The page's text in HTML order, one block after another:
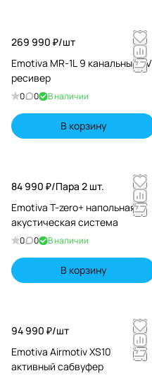
269 990 ₽/шт
Emotiva MR-1L 9 канальный AV
ресивер
0 0 В наличии
В корзину
84 990 ₽/Пара 2 шт.
Emotiva T-zero+ напольная
акустическая система
0 0 В наличии
В корзину
94 990 ₽/шт
Emotiva Airmotiv XS10
активный сабвуфер